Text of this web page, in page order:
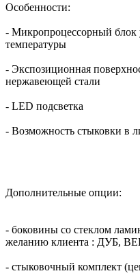
Особенности:
- Микропроцессорный блок
температуры
- Экспозиционная
нержавеющей стали
- LED подсветка
- Возможность стыковки в
Дополнительные опции:
- боковины со стеклом
желанию клиента : ДУБ,
- стыковочный комплект